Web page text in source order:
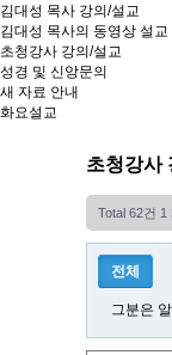
김대성 목사 강의/설교
김대성 목사의 동영상 설교
초청강사 강의/설교
성경 및 신앙문의
새 자료 안내
화요설교
초청강사
Total 62건 1
전체
그분은